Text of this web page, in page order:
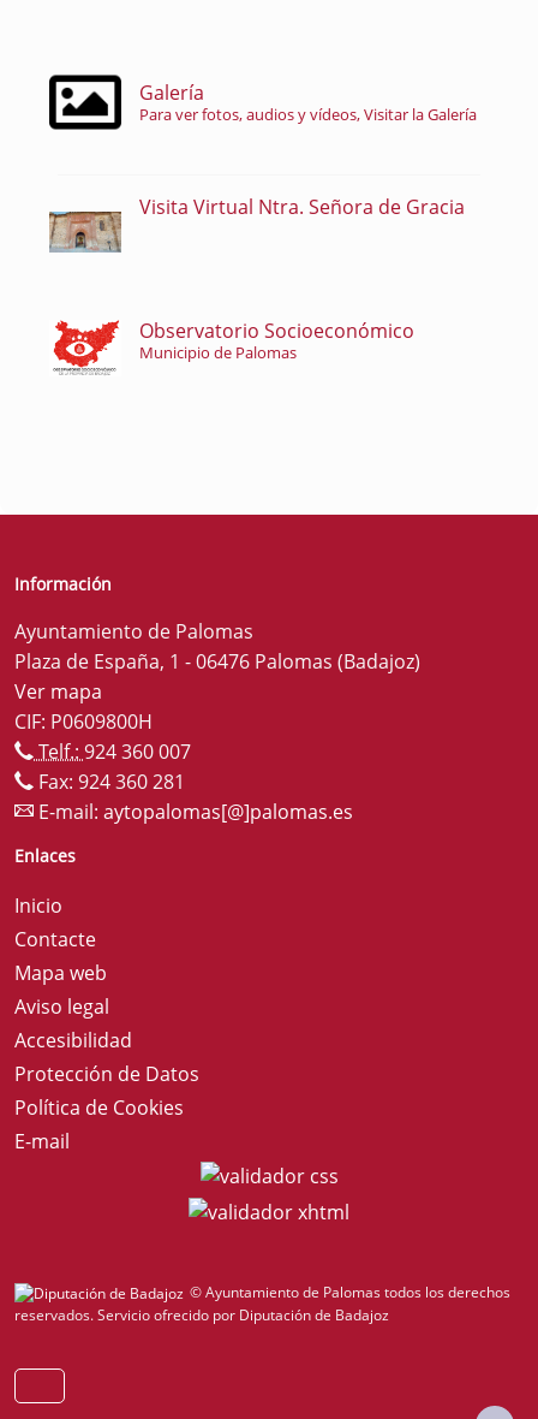
Galería
Para ver fotos, audios y vídeos, Visitar la Galería
Visita Virtual Ntra. Señora de Gracia
Observatorio Socioeconómico
Municipio de Palomas
Información
Ayuntamiento de Palomas
Plaza de España, 1 - 06476 Palomas (Badajoz)
Ver mapa
CIF: P0609800H
Telf.: 924 360 007
Fax: 924 360 281
E-mail: aytopalomas[@]palomas.es
Enlaces
Inicio
Contacte
Mapa web
Aviso legal
Accesibilidad
Protección de Datos
Política de Cookies
E-mail
© Ayuntamiento de Palomas todos los derechos
reservados.Servicio ofrecido por Diputación de Badajoz